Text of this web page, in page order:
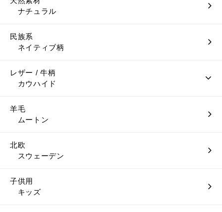
ナチュラル
民族系
ネイティブ柄
レザー / 牛柄
カウハイド
羊毛
ムートン
北欧
スウェーデン
子供用
キッズ